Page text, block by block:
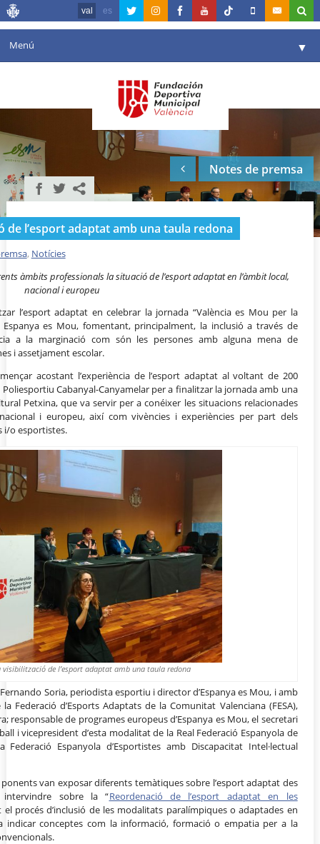
val es
Menú ▼
Agenda
Instal·lacions
Comunicació ▼
València en esport
Portal de Transparència
Notes de premsa
de l’esport adaptat amb una taula redona
, Notícies
àmbits professionals la situació de l’esport adaptat en l’àmbit local,
nacional i europeu
l’esport adaptat en celebrar la jornada “València es Mou per la
Espanya es Mou, fomentant, principalment, la inclusió a través de
a la marginació com són les persones amb alguna mena de
i assetjament escolar.
acostant l’experiència de l’esport adaptat al voltant de 200
Poliesportiu Cabanyal-Canyamelar per a finalitzar la jornada amb una
Petxina, que va servir per a conéixer les situacions relacionades
i europeu, així com vivències i experiències per part dels
i/o esportistes.
de l’esport adaptat amb una taula redona
Soria, periodista esportiu i director d’Espanya es Mou, i amb
Federació d’Esports Adaptats de la Comunitat Valenciana (FESA),
responsable de programes europeus d’Espanya es Mou, el secretari
i vicepresident d’esta modalitat de la Real Federació Espanyola de
Espanyola d’Esportistes amb Discapacitat Intel·lectual
van exposar diferents temàtiques sobre l’esport adaptat des
sobre la “Reordenació de l’esport adaptat en les
el procés d’inclusió de les modalitats paralímpiques o adaptades en
indicar conceptes com la informació, formació o empatia per a la